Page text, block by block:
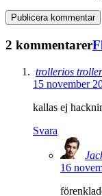
2 kommentarer
trollerios troller
15 november
kallas ej
Svara
16